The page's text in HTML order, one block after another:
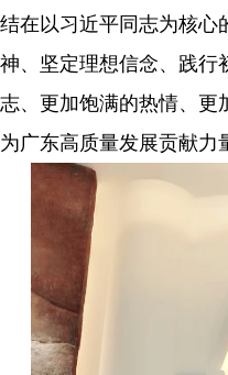
结在以习近平同志为核心
神、坚定理想信念、践行
志、更加饱满的热情、更
为广东高质量发展贡献力